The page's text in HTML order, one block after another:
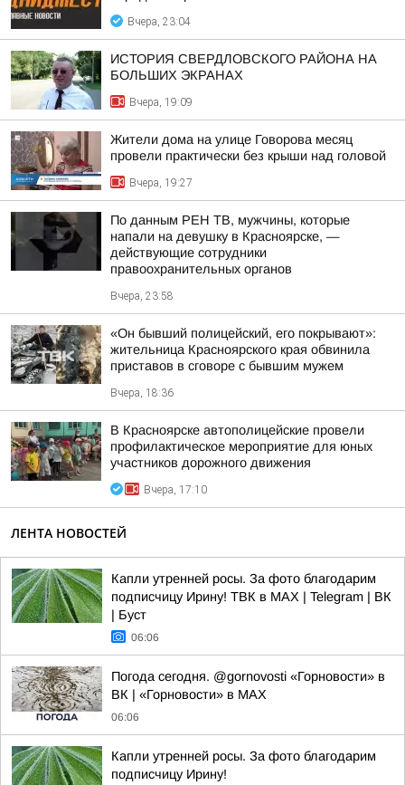
Вчера, 23:04
ИСТОРИЯ СВЕРДЛОВСКОГО РАЙОНА НА
БОЛЬШИХ ЭКРАНАХ
Вчера, 19:09
Жители дома на улице Говорова месяц
провели практически без крыши над головой
Вчера, 19:27
По данным РЕН ТВ, мужчины, которые
напали на девушку в Красноярске, —
действующие сотрудники
правоохранительных органов
Вчера, 23:58
«Он бывший полицейский, его покрывают»:
жительница Красноярского края обвинила
приставов в сговоре с бывшим мужем
Вчера, 18:36
В Красноярске автополицейские провели
профилактическое мероприятие для юных
участников дорожного движения
Вчера, 17:10
ЛЕНТА НОВОСТЕЙ
Капли утренней росы. За фото благодарим
подписчицу Ирину! ТВК в MAX | Telegram | ВК
| Буст
06:06
Погода сегодня. @gornovosti «Горновости» в
ВК | «Горновости» в МАХ
06:06
Капли утренней росы. За фото благодарим
подписчицу Ирину!